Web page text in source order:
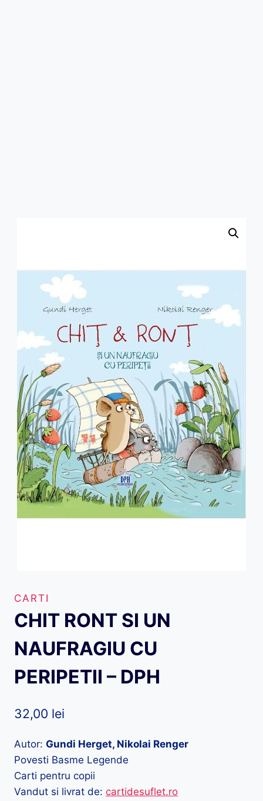
CARTI
CHIT RONT SI UN
NAUFRAGIU CU
PERIPETII – DPH
32,00 lei
Autor: Gundi Herget, Nikolai Renger
Povesti Basme Legende
Carti pentru copii
Vandut si livrat de: cartidesuflet.ro